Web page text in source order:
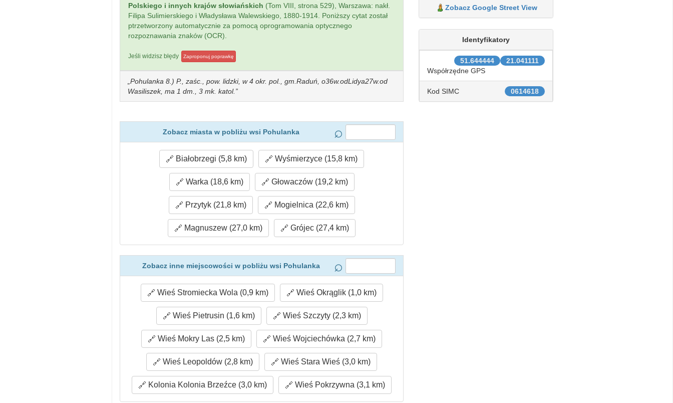
Polskiego i innych krajów słowiańskich (Tom VIII, strona 529), Warszawa: nakł.
Filipa Sulimierskiego i Władysława Walewskiego, 1880-1914. Poniższy cytat został
ptrzetworzony automatycznie za pomocą oprogramowania optycznego
rozpoznawania znaków (OCR).
Jeśli widzisz błędy Zaproponuj poprawkę
Pohulanka 8.) P., zaśc., pow. lidzki, w 4 okr. pol., gm.Raduń, o36w.odLidya27w.od
Wasiliszek, ma 1 dm., 3 mk. katol.
Zobacz miasta w pobliżu wsi Pohulanka
Białobrzegi (5,8 km) Wyśmierzyce (15,8 km)
Warka (18,6 km) Głowaczów (19,2 km)
Przytyk (21,8 km) Mogielnica (22,6 km)
Magnuszew (27,0 km) Grójec (27,4 km)
Zobacz inne miejscowości w pobliżu wsi Pohulanka
Wieś Stromiecka Wola (0,9 km) Wieś Okrąglik (1,0 km)
Wieś Pietrusin (1,6 km) Wieś Szczyty (2,3 km)
Wieś Mokry Las (2,5 km) Wieś Wojciechówka (2,7 km)
Wieś Leopoldów (2,8 km) Wieś Stara Wieś (3,0 km)
Kolonia Kolonia Brzeźce (3,0 km) Wieś Pokrzywna (3,1 km)
Zobacz Google Street View
Identyfikatory
21.041111
51.644444
Współrzędne GPS
0614618
Kod SIMC